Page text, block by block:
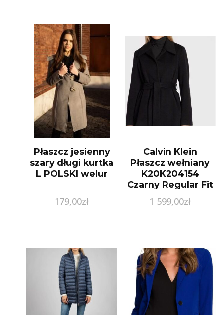
Płaszcz jesienny
szary długi kurtka
L POLSKI welur
179,00zł
Calvin Klein
Płaszcz wełniany
K20K204154
Czarny Regular Fit
1 599,00zł